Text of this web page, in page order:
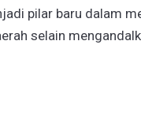
pilar baru dalam
selain